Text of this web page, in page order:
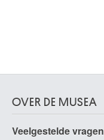
OVER DE MUSEA
Veelgestelde vragen